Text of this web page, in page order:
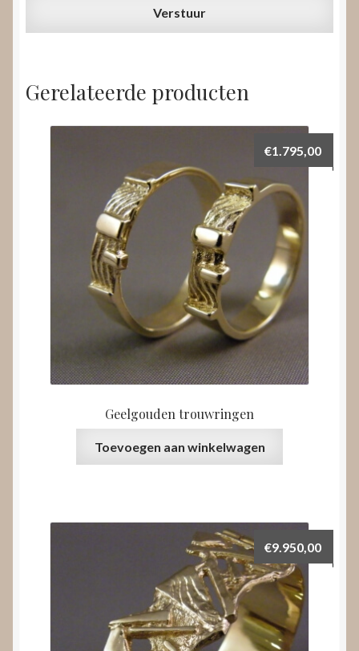
Gerelateerde producten
Geelgouden trouwringen
€1.795,00
Toevoegen aan winkelwagen
€9.950,00